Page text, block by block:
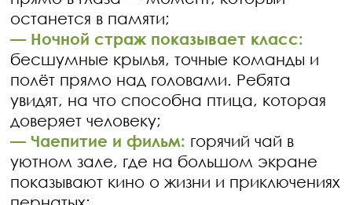
останется в памяти;
— Ночной страж показывает класс:
бесшумные крылья, точные команды и
полёт прямо над головами. Ребята
увидят, на что способна птица, которая
доверяет человеку;
— Чаепитие и фильм: горячий чай в
уютном зале, где на большом экране
показывают кино о жизни и приключениях